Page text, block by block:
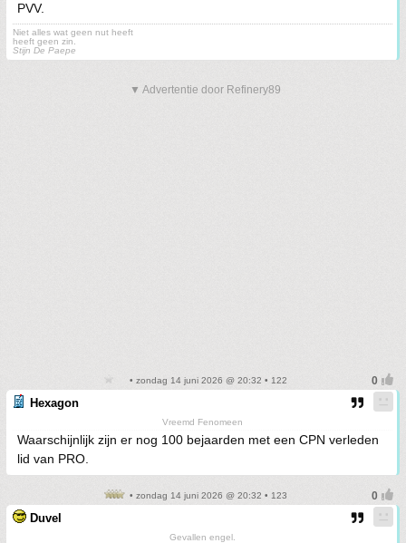
PVV.
Niet alles wat geen nut heeft
heeft geen zin.
Stijn De Paepe
▼ Advertentie door Refinery89
• zondag 14 juni 2026 @ 20:32 • 122
Hexagon
Vreemd Fenomeen
Waarschijnlijk zijn er nog 100 bejaarden met een CPN verleden
lid van PRO.
• zondag 14 juni 2026 @ 20:32 • 123
Duvel
Gevallen engel.